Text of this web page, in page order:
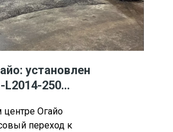
установлен
L2014-250
стружки
Огайо
переход к